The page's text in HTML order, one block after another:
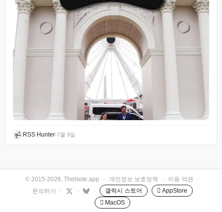
RSS Hunter•7월 9일
© 2015-2026, TheNote.app · 개인정보 보호정책 · 이용 약관
·
문의하기
· · · 갤럭시 스토어
 AppStore
 MacOS